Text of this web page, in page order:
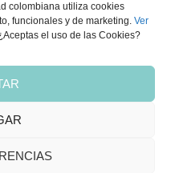
colombiana utiliza cookies
funcionales y de marketing. Ver
el uso de las Cookies?
Frecuentes